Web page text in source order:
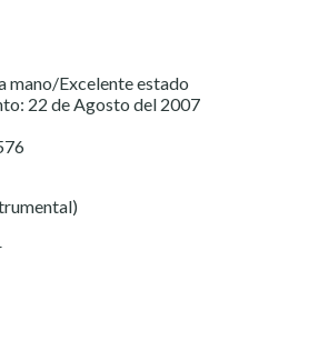
mano/Excelente estado
22 de Agosto del 2007